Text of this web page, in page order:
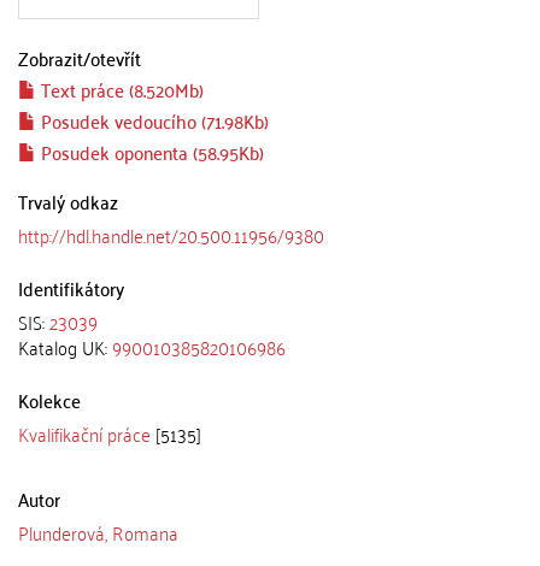
Zobrazit/otevřít
Text práce (8.520Mb)
Posudek vedoucího (71.98Kb)
Posudek oponenta (58.95Kb)
Trvalý odkaz
http://hdl.handle.net/20.500.11956/9380
Identifikátory
SIS:23039
Katalog UK:990010385820106986
Kolekce
Kvalifikační práce [5135]
Autor
Plunderová, Romana